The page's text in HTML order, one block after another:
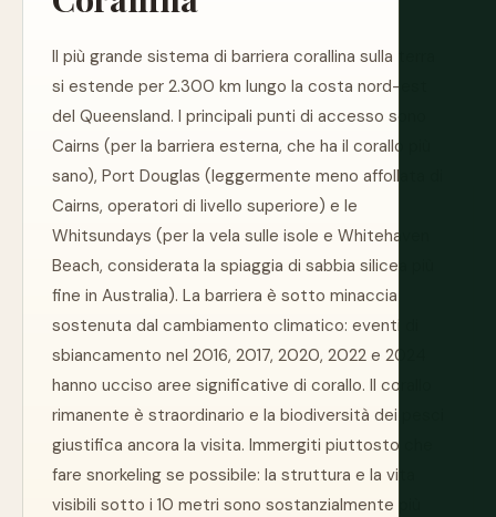
Il più grande sistema di barriera corallina sulla terra
si estende per 2.300 km lungo la costa nord-est
del Queensland. I principali punti di accesso sono
Cairns (per la barriera esterna, che ha il corallo più
sano), Port Douglas (leggermente meno affollata di
Cairns, operatori di livello superiore) e le
Whitsundays (per la vela sulle isole e Whitehaven
Beach, considerata la spiaggia di sabbia silicea più
fine in Australia). La barriera è sotto minaccia
sostenuta dal cambiamento climatico: eventi di
sbiancamento nel 2016, 2017, 2020, 2022 e 2024
hanno ucciso aree significative di corallo. Il corallo
rimanente è straordinario e la biodiversità dei pesci
giustifica ancora la visita. Immergiti piuttosto che
fare snorkeling se possibile: la struttura e la vita
visibili sotto i 10 metri sono sostanzialmente più